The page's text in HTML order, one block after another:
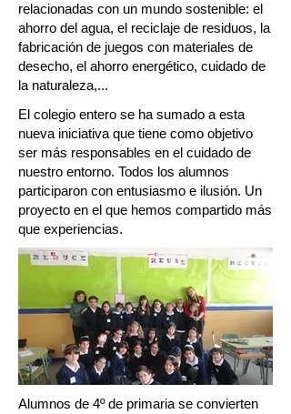
relacionadas con un mundo sostenible: el
ahorro del agua, el reciclaje de residuos, la
fabricación de juegos con materiales de
desecho, el ahorro energético, cuidado de
la naturaleza,...
El colegio entero se ha sumado a esta
nueva iniciativa que tiene como objetivo
ser más responsables en el cuidado de
nuestro entorno. Todos los alumnos
participaron con entusiasmo e ilusión. Un
proyecto en el que hemos compartido más
que experiencias.
Alumnos de 4º de primaria se convierten